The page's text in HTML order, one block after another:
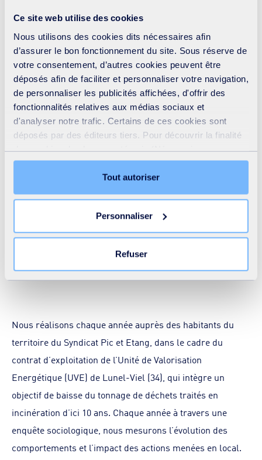
Ce site web utilise des cookies
Nous utilisons des cookies dits nécessaires afin
d’assurer le bon fonctionnement du site. Sous réserve de
votre consentement, d’autres cookies peuvent être
déposés afin de faciliter et personnaliser votre navigation,
de personnaliser les publicités affichées, d'offrir des
fonctionnalités relatives aux médias sociaux et
d'analyser notre trafic. Certains de ces cookies sont
déposés par des éditeurs tiers. Pour découvrir la finalité
Préférences, Statistiques et Marketing), cliquez sur
l’onglet « Détails ». Via ce bandeau, vous pouvez
librement accepter ou refuser tous les cookies ou
nécessaires ne peut entrainer une restriction de l’accès
au site. Vous pouvez retirer votre consentement à tout
Tout autoriser
Personnaliser
Refuser
Concrètement, comment accompagnez-vous
les collectivités chez SUEZ ?
Nous proposons différentes formes d’intervention. Sous
forme d’assistance technique, nous répondons à des
Nous réalisons chaque année auprès des habitants du
territoire du Syndicat Pic et Etang, dans le cadre du
contrat d’exploitation de l’Unité de Valorisation
Energétique (UVE) de Lunel-Viel (34), qui intègre un
objectif de baisse du tonnage de déchets traités en
incinération d’ici 10 ans. Chaque année à travers une
enquête sociologique, nous mesurons l’évolution des
comportements et l’impact des actions menées en local.